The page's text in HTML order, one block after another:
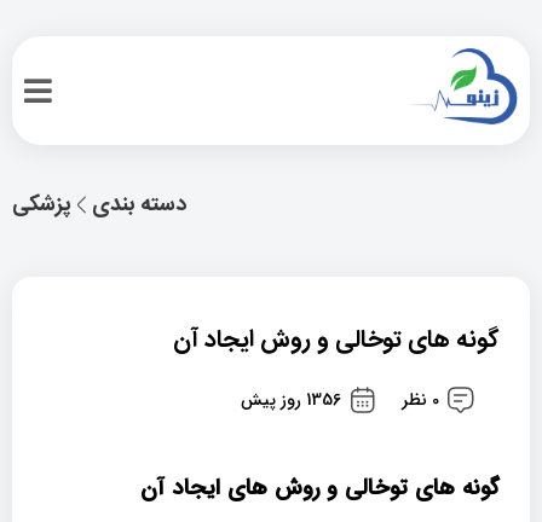
پزشکی دسته بندی
گونه های توخالی و روش ایجاد آن
0 نظر 1356 روز پیش
گونه های توخالی و روش های ایجاد آن